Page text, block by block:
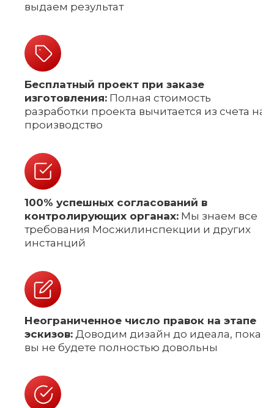
выдаем результат
Бесплатный проект при заказе
изготовления: Полная стоимость
разработки проекта вычитается из счета на
производство
100% успешных согласований в
контролирующих органах: Мы знаем все
требования Мосжилинспекции и других
инстанций
Неограниченное число правок на этапе
эскизов: Доводим дизайн до идеала, пока
вы не будете полностью довольны